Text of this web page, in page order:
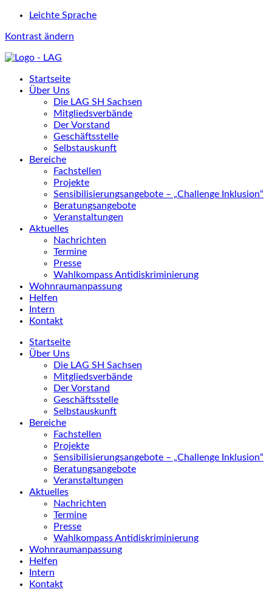
Leichte Sprache
Kontrast ändern
Startseite
Über Uns
Die LAG SH Sachsen
Mitgliedsverbände
Der Vorstand
Geschäftsstelle
Selbstauskunft
Bereiche
Fachstellen
Projekte
Sensibilisierungsangebote – „Challenge Inklusion“
Beratungsangebote
Veranstaltungen
Aktuelles
Nachrichten
Termine
Presse
Wahlkompass Antidiskriminierung
Wohnraumanpassung
Helfen
Intern
Kontakt
Startseite
Über Uns
Die LAG SH Sachsen
Mitgliedsverbände
Der Vorstand
Geschäftsstelle
Selbstauskunft
Bereiche
Fachstellen
Projekte
Sensibilisierungsangebote – „Challenge Inklusion“
Beratungsangebote
Veranstaltungen
Aktuelles
Nachrichten
Termine
Presse
Wahlkompass Antidiskriminierung
Wohnraumanpassung
Helfen
Intern
Kontakt